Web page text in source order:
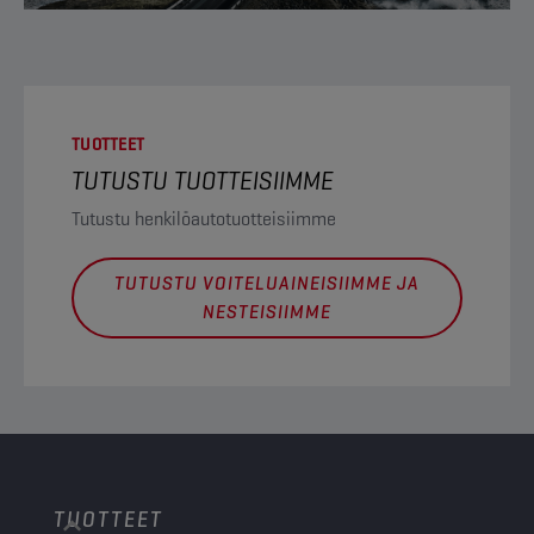
TUOTTEET
TUTUSTU TUOTTEISIIMME
Tutustu henkilöautotuotteisiimme
TUTUSTU VOITELUAINEISIIMME JA
NESTEISIIMME
TUOTTEET